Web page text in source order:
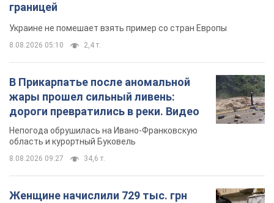
границей
Украине не помешает взять пример со стран Европы
8.08.2026 05:10 2,4 т.
В Прикарпатье после аномальной
жары прошел сильный ливень:
дороги превратились в реки. Видео
Непогода обрушилась на Ивано-Франковскую
область и курортный Буковель
8.08.2026 09:27 34,6 т.
Женщине начислили 729 тыс. грн